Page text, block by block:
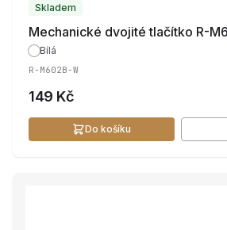
Skladem
Mechanické dvojité tlačítko R-
Bílá
R-M602B-W
149 Kč
Do košíku